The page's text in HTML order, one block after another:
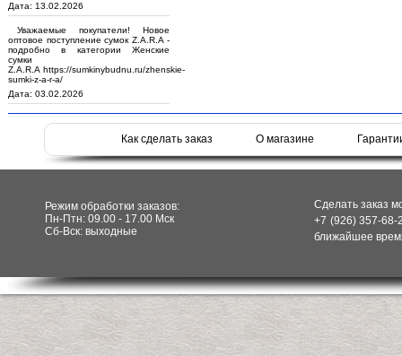
Дата: 13.02.2026
Уважаемые покупатели! Новое
оптовое поступление сумок Z.A.R.A -
подробно в категории Женские
сумки
Z.A.R.A https://sumkinybudnu.ru/zhenskie-
sumki-z-a-r-a/
Дата: 03.02.2026
Как сделать заказ О магазине
Режим обработки заказов:
Пн-Птн: 09.00 - 17.00 Мск
Сб-Вск: выходные
Сделать заказ
+7 (926) 357-
ближайшее